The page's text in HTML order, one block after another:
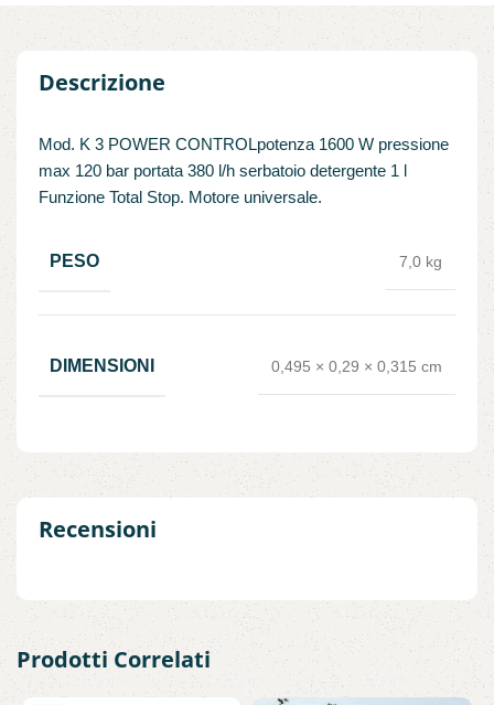
Descrizione
Mod. K 3 POWER CONTROLpotenza 1600 W pressione
max 120 bar portata 380 l/h serbatoio detergente 1 l
Funzione Total Stop. Motore universale.
PESO 7,0 kg
DIMENSIONI 0,495 × 0,29 × 0,315 cm
Recensioni
Prodotti Correlati